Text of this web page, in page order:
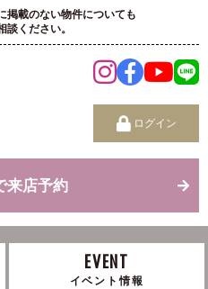
掲載のない物件についても
談ください。
ログイン
来店予約
EVENT
イベント情報